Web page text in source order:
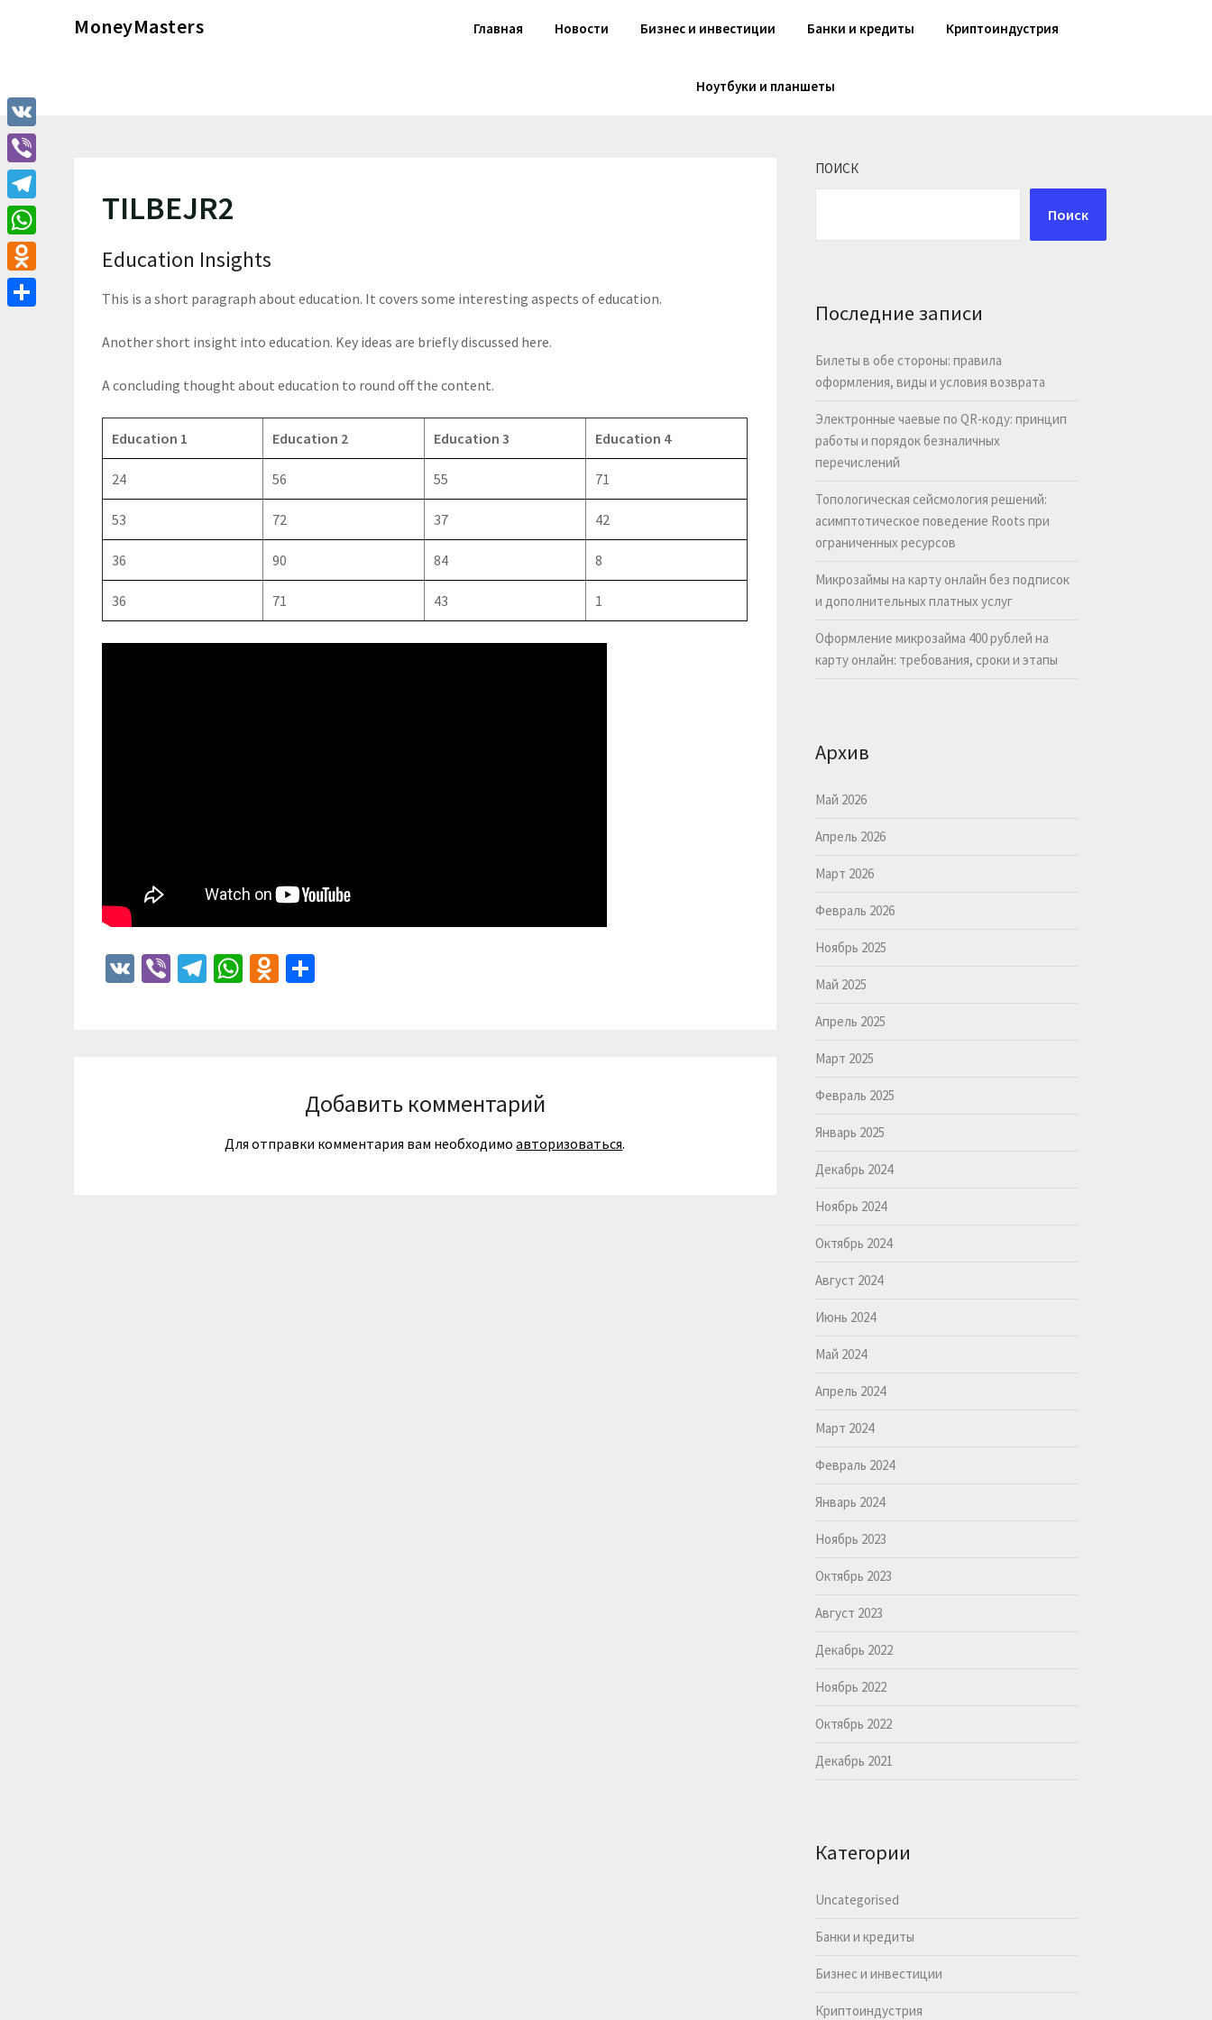
MoneyMasters Главная Новости Бизнес и инвестиции Банки и кредиты Криптоиндустрия
Ноутбуки и планшеты
TILBEJR2
Education Insights
This is a short paragraph about education. It covers some interesting aspects of education.
Another short insight into education. Key ideas are briefly discussed here.
A concluding thought about education to round off the content.
Education 1 Education 2 Education 3 Education 4
24 56 55 71
53 72 37 42
36 90 84 8
36 71 43 1
VK ViberTelegram
WhatsApp
Odnoklassniki
Добавить комментарий
Для отправки комментария вам необходимоавторизоваться.
ПОИСК
Поиск
Последние записи
Билеты в обе стороны: правила
оформления, виды и условия возврата
Электронные чаевые по QR-коду: принцип
работы и порядок безналичных
перечислений
Топологическая сейсмология решений:
асимптотическое поведение Roots при
ограниченных ресурсов
Микрозаймы на карту онлайн без подписок
и дополнительных платных услуг
Оформление микрозайма 400 рублей на
карту онлайн: требования, сроки и этапы
Архив
Май 2026
Апрель 2026
Март 2026
Февраль 2026
Ноябрь 2025
Май 2025
Апрель 2025
Март 2025
Февраль 2025
Январь 2025
Декабрь 2024
Ноябрь 2024
Октябрь 2024
Август 2024
Июнь 2024
Май 2024
Апрель 2024
Март 2024
Февраль 2024
Январь 2024
Ноябрь 2023
Октябрь 2023
Август 2023
Декабрь 2022
Ноябрь 2022
Октябрь 2022
Декабрь 2021
Категории
Uncategorised
Банки и кредиты
Бизнес и инвестиции
Криптоиндустрия
VK
Viber
Telegram
WhatsApp
Odnoklassniki